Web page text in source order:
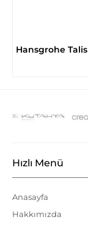
Hansgrohe
Hızlı Menü
Anasayfa
Hakkımızda